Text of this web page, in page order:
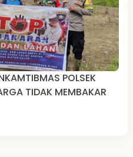
POLSEK
TIDAK MEMBAKAR